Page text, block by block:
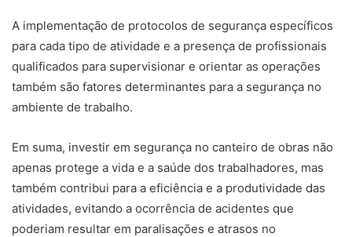
A implementação de protocolos de segurança específicos
para cada tipo de atividade e a presença de profissionais
qualificados para supervisionar e orientar as operações
também são fatores determinantes para a segurança no
ambiente de trabalho.
Em suma, investir em segurança no canteiro de obras não
apenas protege a vida e a saúde dos trabalhadores, mas
também contribui para a eficiência e a produtividade das
atividades, evitando a ocorrência de acidentes que
poderiam resultar em paralisações e atrasos no